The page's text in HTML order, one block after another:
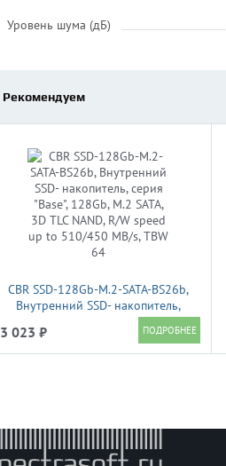
Уровень шума (дБ)
Рекомендуем
CBR SSD-128Gb-M.2-SATA-BS26b,
Внутренний SSD- накопитель,
серия "Base", 128Gb, M.2 SATA, 3D
TLC NAND, R/W speed up to
510/450 MB/s, TBW 64
3 023 ₽